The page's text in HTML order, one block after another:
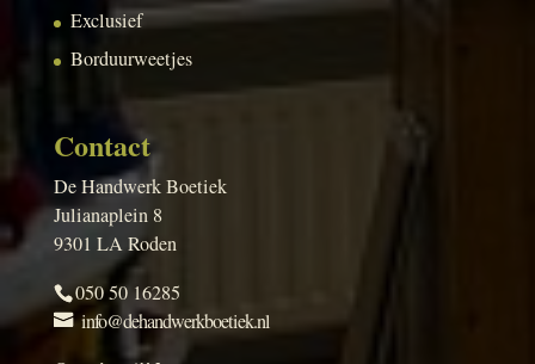
Exclusief
Borduurweetjes
Contact
De Handwerk Boetiek
Julianaplein 8
9301 LA Roden
050 50 16285
info@dehandwerkboetiek.nl